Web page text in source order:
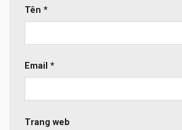
Tên *
Email *
Trang web